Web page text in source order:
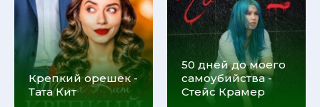
Крепкий орешек -
Тата Кит
50 дней до моего
самоубийства -
Стейс Крамер